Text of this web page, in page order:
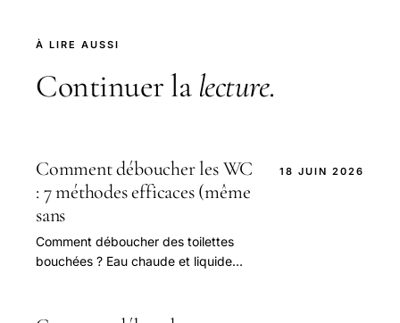
À LIRE AUSSI
Continuer la lecture.
Comment déboucher les WC
: 7 méthodes efficaces (même
sans
Comment déboucher des toilettes
bouchées ? Eau chaude et liquide
même sans.
18 JUIN 2026